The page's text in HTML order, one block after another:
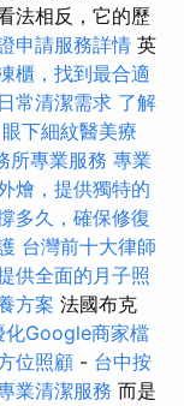
法相反，它的歷
申請服務詳情 英
櫃，找到最合適
常清潔需求 了解
眼下細紋醫美療
所專業服務 專業
燴，提供獨特的
多久，確保修復
台灣前十大律師
供全面的月子照
方案 法國布克
化Google商家檔
位照顧 - 台中按
業清潔服務 而是